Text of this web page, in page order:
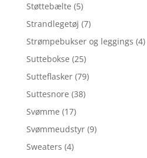
Støttebælte (5)
Strandlegetøj (7)
Strømpebukser og leggings (4)
Suttebokse (25)
Sutteflasker (79)
Suttesnore (38)
Svømme (17)
Svømmeudstyr (9)
Sweaters (4)